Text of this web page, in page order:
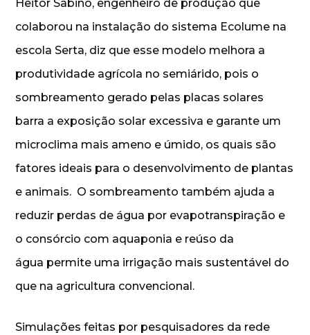
Heitor Sabino, engenheiro de produção que
colaborou na instalação do sistema Ecolume na
escola Serta, diz que esse modelo melhora a
produtividade agrícola no semiárido, pois o
sombreamento gerado pelas placas solares
barra a exposição solar excessiva e garante um
microclima mais ameno e úmido, os quais são
fatores ideais para o desenvolvimento de plantas
e animais. O sombreamento também ajuda a
reduzir perdas de água por evapotranspiração e
o consórcio com aquaponia e reúso da
água permite uma irrigação mais sustentável do
que na agricultura convencional.
Simulações feitas por pesquisadores da rede